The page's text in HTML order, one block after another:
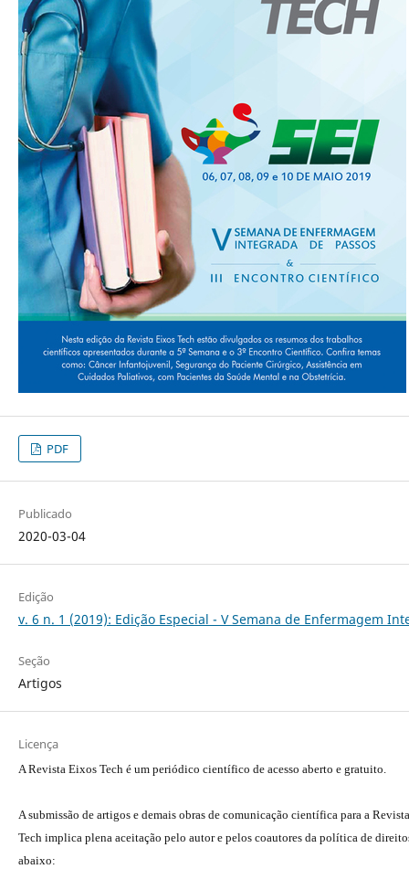
PDF
Publicado
2020-03-04
Edição
v. 6 n. 1 (2019): Edição Especial - V Semana de Enfermagem
Seção
Artigos
Licença
A Revista Eixos Tech é um periódico científico de acesso aberto e gratuito.
A submissão de artigos e demais obras de comunicação científica para a
Tech implica plena aceitação pelo autor e pelos coautores da política de
abaixo: